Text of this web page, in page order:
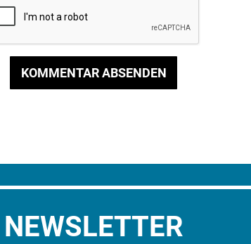
KOMMENTAR ABSENDEN
NEWSLETTER